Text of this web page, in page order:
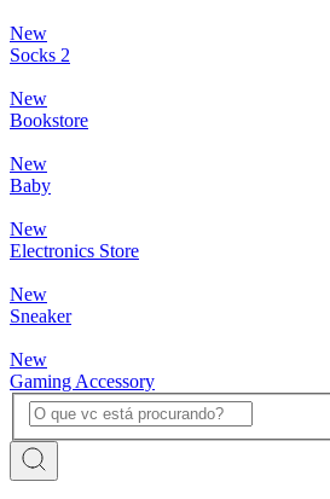
New
Socks 2
New
Bookstore
New
Baby
New
Electronics Store
New
Sneaker
New
Gaming Accessory